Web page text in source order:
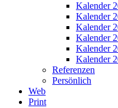
Kalender
Kalender
Kalender
Kalender
Kalender
Kalender
Referenzen
Persönlich
Web
Print